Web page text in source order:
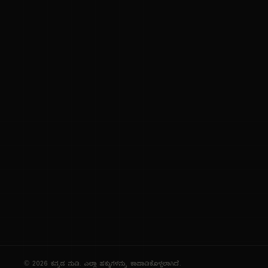
© 2026 ಕನ್ನಡ ನುಡಿ. ಎಲ್ಲಾ ಹಕ್ಕುಗಳನ್ನು ಕಾಪಾಡಿಕೊಳ್ಳಲಾಗಿದೆ.